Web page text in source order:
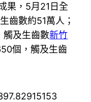
果，5月21日全
齒數約51萬人；
觸及生齒數新竹
個，觸及生齒